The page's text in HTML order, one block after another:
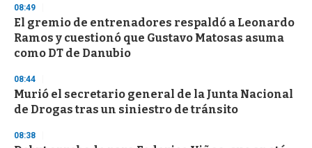
08:49
El gremio de entrenadores respaldó a Leonardo
Ramos y cuestionó que Gustavo Matosas asuma
como DT de Danubio
08:44
Murió el secretario general de la Junta Nacional
de Drogas tras un siniestro de tránsito
08:38